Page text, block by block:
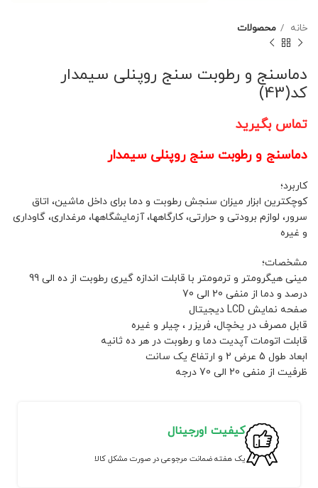
خانه محصولات
دماسنج و رطوبت سنج روپنلی سیمدار
کد(43)
تماس بگیرید
دماسنج و رطوبت سنج روپنلی سیمدار
کاربرد؛
کوچکترین ابزار میزان سنجش رطوبت و دما برای داخل ماشین، اتاق
سرور، لوازم برودتی و حرارتی، کارگاهها، آزمایشگاهها، مرغداری، گاوداری
و غیره
مشخصات؛
مینی هیگرومتر و ترمومتر با قابلت اندازه گیری رطوبت از ده الی 99
درصد و دما از منفی 20 الی 70
صفحه نمایش LCD دیجیتال
قابل مصرف در یخچال، فریزر ، چیلر و غیره
قابلت اتومات آپدیت دما و رطوبت در هر ده ثانیه
ابعاد طول 5 عرض 2 و ارتفاع یک سانت
ظرفیت از منفی 20 الی 70 درجه
کیفیت اورجینال
یک هفته ضمانت مرجوعی در صورت مشکل کالا